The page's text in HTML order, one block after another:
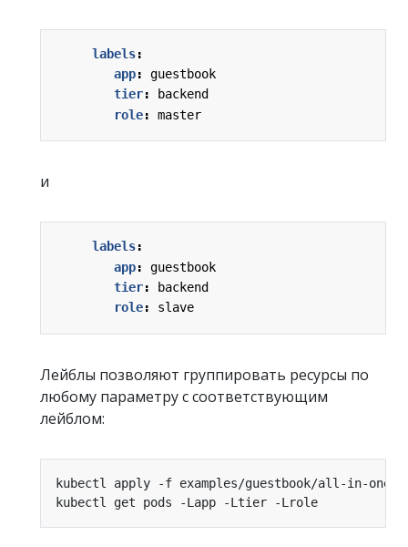
labels:
app:
guestbook
tier:
backend
role: master
и
labels:
app:
guestbook
tier:
backend
role: slave
Лейблы позволяют группировать ресурсы по
любому параметру с соответствующим
лейблом: